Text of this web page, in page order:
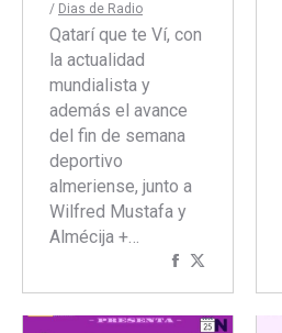
/ Dias de Radio
Qatarí que te Ví, con
la actualidad
mundialista y
además el avance
del fin de semana
deportivo
almeriense, junto a
Wilfred Mustafa y
Almécija +…
Compartir
con
Facebook
con
Twitter